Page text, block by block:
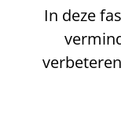
In deze